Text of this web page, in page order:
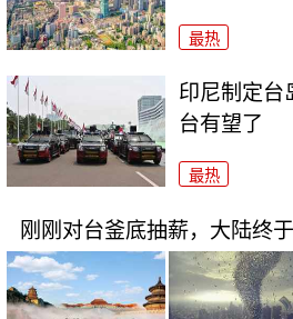
最热
印尼制定台
台有望了
最热
刚刚对台釜底抽薪，大陆终